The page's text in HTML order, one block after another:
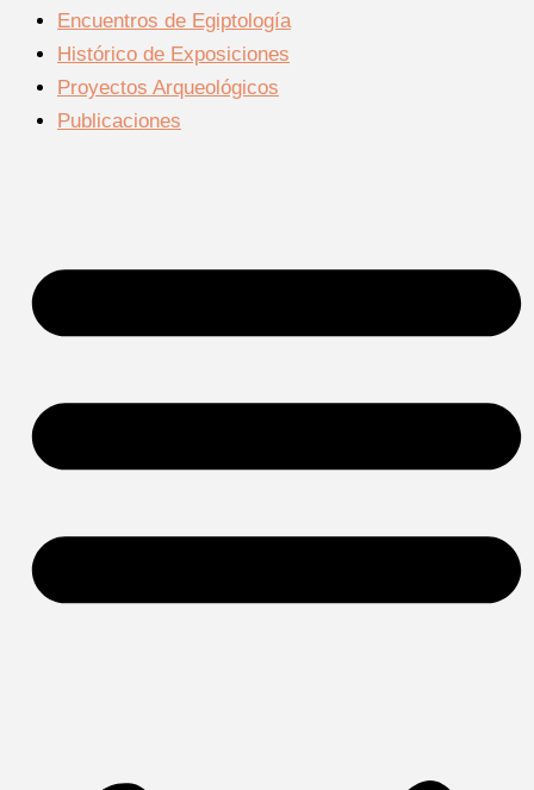
Encuentros de Egiptología
Histórico de Exposiciones
Proyectos Arqueológicos
Publicaciones